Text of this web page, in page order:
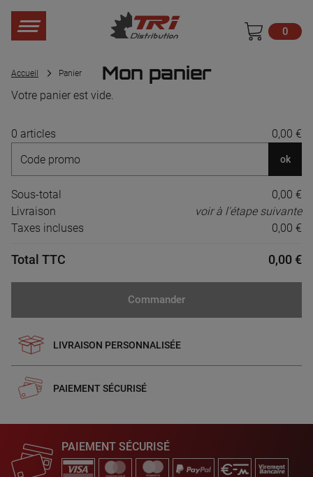
0
Accueil Panier Mon panier
Votre panier est vide.
0 articles 0,00 €
ok
Sous-total
0,00 €
Livraison
voir à l'étape suivante
Taxes incluses
0,00 €
Total TTC 0,00 €
Commander
LIVRAISON PERSONNALISÉE
PAIEMENT SÉCURISÉ
PAIEMENT SÉCURISÉ